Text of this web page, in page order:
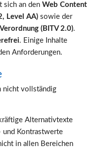
sich an den Web Content
Level AA)
sowie der
(BITV 2.0).
. Einige Inhalte
Anforderungen.
nicht vollständig
Alternativtexte
und Kontrastwerte
in allen Bereichen